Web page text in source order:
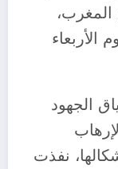
الأربعاء
الجهود
نفذت